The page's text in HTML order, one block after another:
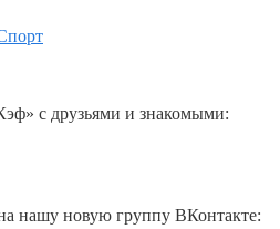
с друзьями и знакомыми:
нашу новую группу ВКонтакте: